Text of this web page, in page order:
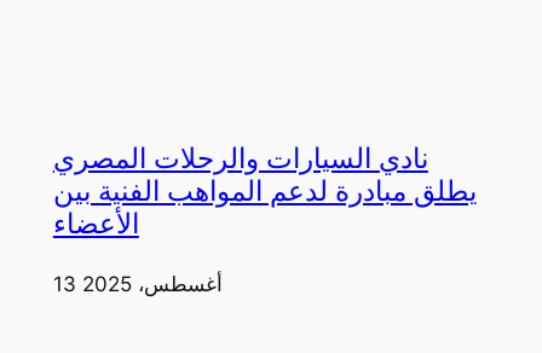
نادي السيارات والرحلات المصري
يطلق مبادرة لدعم المواهب الفنية بين
الأعضاء
13 أغسطس، 2025